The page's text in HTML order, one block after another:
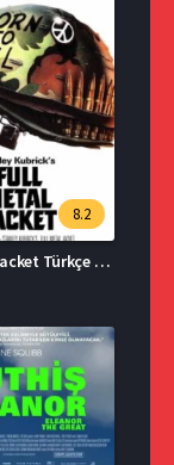
8.2
Full Metal Jacket Türkçe Dublaj İzle